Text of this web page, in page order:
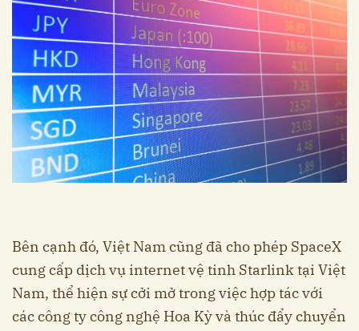
Bên cạnh đó, Việt Nam cũng đã cho phép SpaceX
cung cấp dịch vụ internet vệ tinh Starlink tại Việt
Nam, thể hiện sự cởi mở trong việc hợp tác với
các công ty công nghệ Hoa Kỳ và thúc đẩy chuyển